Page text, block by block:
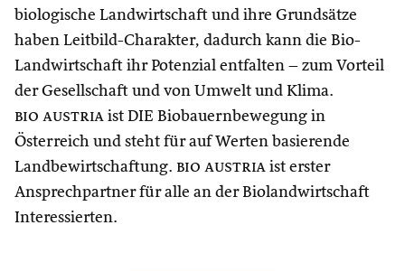
biologische Landwirtschaft und ihre Grundsätze
haben Leitbild-Charakter, dadurch kann die Bio-
Landwirtschaft ihr Potenzial entfalten – zum Vorteil
der Gesellschaft und von Umwelt und Klima.
bio austria ist DIE Biobauernbewegung in
Österreich und steht für auf Werten basierende
Landbewirtschaftung. bio austria ist erster
Ansprechpartner für alle an der Biolandwirtschaft
Interessierten.